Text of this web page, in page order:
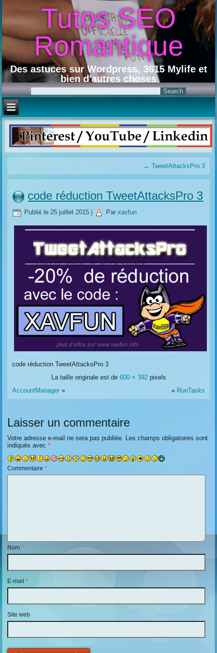
Tutos SEO
Romantique
Des astuces sur Wordpress, 3615 Mylife et
bien d'autres choses
← TweetAttacksPro 3
code réduction TweetAttacksPro 3
Publié le 25 juillet 2015 Par xavfun
code réduction TweetAttacksPro 3
La taille originale est de 600 × 392pixels
AccountManager » « RunTasks
Laisser un commentaire
Votre adresse e-mail ne sera pas publiée.
Les champs obligatoires sont
indiqués avec*
Commentaire*
Nom*
E-mail*
Site web